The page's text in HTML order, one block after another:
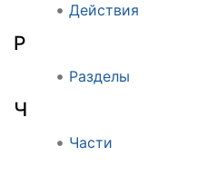
Действия
Р
Разделы
Ч
Части